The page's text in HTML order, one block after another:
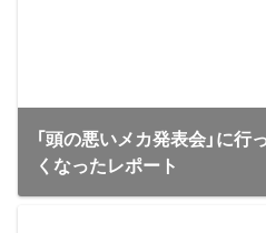
「頭の悪いメカ発表会」に
くなったレポート